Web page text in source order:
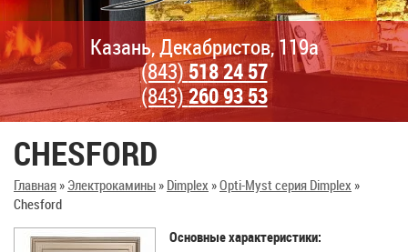
Казань, Декабристов, 119а
(843)518 24 57
(843)260 93 53
CHESFORD
Главная» Электрокамины» Dimplex »Opti-Myst серия Dimplex »
Chesford
Основные характеристики: